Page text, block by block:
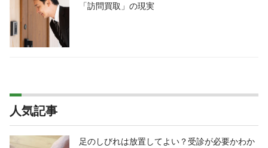
「訪問買取」の現実
人気記事
足のしびれは放置してよい？受診が必要かわか